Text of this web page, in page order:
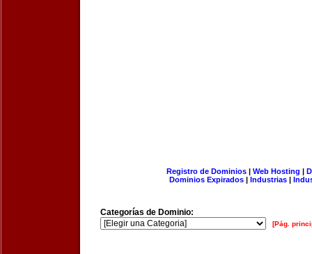
Registro de Dominios| Web Hosting |
Dominios Expirados | Industrias |
Categorías de Dominio:
[Pág.